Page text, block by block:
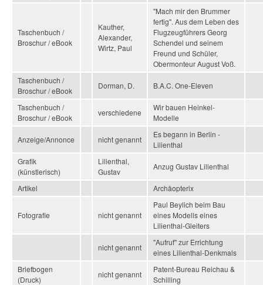
Taschenbuch /
Broschur / eBook
Kauther,
Alexander,
Wirtz, Paul
"Mach mir den Brummer
fertig". Aus dem Leben des
Flugzeugführers Georg
Schendel und seinem
Freund und Schüler,
Obermonteur August Voß.
Taschenbuch /
Broschur / eBook
Dorman, D. B.A.C. One-Eleven
Taschenbuch /
Broschur / eBook
verschiedene
Wir bauen Heinkel-
Modelle
Anzeige/Annonce nicht genannt
Es begann in Berlin -
Lilienthal
Grafik
(künstlerisch)
Lilienthal,
Gustav
Anzug Gustav Lilienthal
Artikel Archäopterix
Fotografie nicht genannt
Paul Beylich beim Bau
eines Modells eines
Lilienthal-Gleiters
nicht genannt
"Aufruf" zur Errichtung
eines Lilienthal-Denkmals
Briefbogen
(Druck)
nicht genannt
Patent-Bureau Reichau &
Schilling